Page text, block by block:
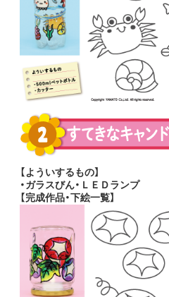
【よういするもの】
・ガラスびん・ＬＥＤランプ
【完成作品・下絵一覧】